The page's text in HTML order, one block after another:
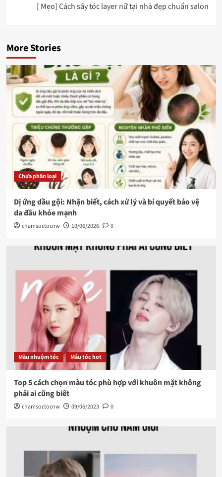
[ Mẹo] Cách sấy tóc layer nữ tại nhà đẹp chuẩn salon
More Stories
Chưa phân loại
Dị ứng dầu gội: Nhận biết, cách xử lý và bí quyết bảo vệ
da đầu khỏe mạnh
chamsoctocnw 10/06/2026 0
Màu nhuộm tóc Mẫu tóc hot
Top 5 cách chọn màu tóc phù hợp với khuôn mặt không
phải ai cũng biết
chamsoctocnw 09/06/2023 0